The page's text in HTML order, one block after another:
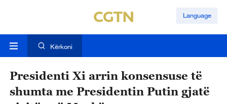
Language
Kërkoni
Presidenti Xi arrin konsensuse të
shumta me Presidentin Putin gjatë